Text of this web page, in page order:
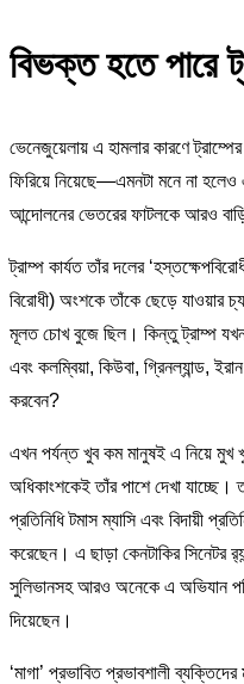
বিভক্ত হতে পারে
ভেনেজুয়েলায় এ হামলার কারণে
ফিরিয়ে নিয়েছে—এমনটা মনে না
আন্দোলনের ভেতরের ফাটলকে আরও
ট্রাম্প কার্যত তাঁর দলের
বিরোধী) অংশকে তাঁকে ছেড়ে যাওয়ার
মূলত চোখ বুজে ছিল। কিন্তু ট্রাম্প
এবং কলম্বিয়া, কিউবা, গ্রিনল্যান্ড,
করবেন?
এখন পর্যন্ত খুব কম মানুষই এ নিয়ে মুখ
অধিকাংশকেই তাঁর পাশে দেখা যাচ্ছে।
প্রতিনিধি টমাস ম্যাসি এবং বিদায়ী
করেছেন। এ ছাড়া কেনটাকির সিনেটর
সুলিভানসহ আরও অনেকে এ অভিযান
দিয়েছেন।
‘মাগা’ প্রভাবিত প্রভাবশালী